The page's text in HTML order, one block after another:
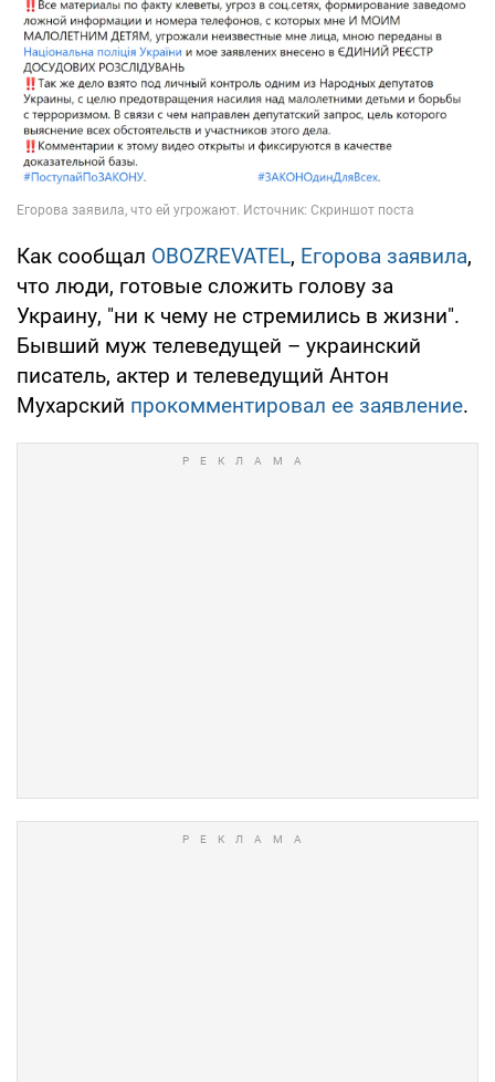
Как сообщал OBOZREVATEL, Егорова заявила,
что люди, готовые сложить голову за
Украину, "ни к чему не стремились в жизни".
Бывший муж телеведущей – украинский
писатель, актер и телеведущий Антон
Мухарский прокомментировал ее заявление.